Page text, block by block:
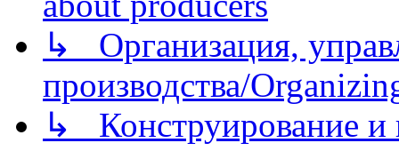
↳ Организация,
производства/
↳ Конструирование и